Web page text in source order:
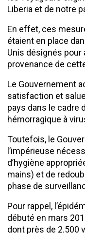
Liberia et de notre
En effet, ces
étaient en place
Unis désignés pour
provenance de
Le Gouvernement
satisfaction et
pays dans le cadre
hémorragique à
Toutefois, le
l’impérieuse
d’hygiène
mains) et de
phase de
Pour rappel,
débuté en mars
dont près de 2.500